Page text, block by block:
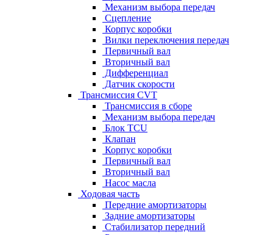
Механизм выбора передач
Сцепление
Корпус коробки
Вилки переключения передач
Первичный вал
Вторичный вал
Дифференциал
Датчик скорости
Трансмиссия CVT
Трансмиссия в сборе
Механизм выбора передач
Блок TCU
Клапан
Корпус коробки
Первичный вал
Вторичный вал
Насос масла
Ходовая часть
Передние амортизаторы
Задние амортизаторы
Стабилизатор передний